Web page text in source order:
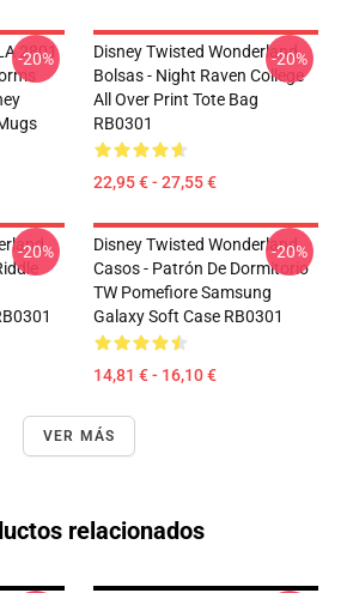
2801
-20%
Disney Twisted Wonderland
Bolsas - Night Raven College
All Over Print Tote Bag
RB0301
22,95 € - 27,55 €
-20%
-20%
Disney Twisted Wonderland
Casos - Patrón De Dormitorio
TW Pomefiore Samsung
Galaxy Soft Case RB0301
14,81 € - 16,10 €
-20%
VER MÁS
relacionados